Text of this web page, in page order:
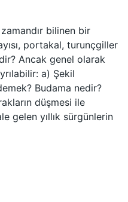
bilinen bir
portakal, turunçgiller
Ancak genel olarak
a) Şekil
Budama nedir?
düşmesi ile
gelen yıllık sürgünlerin